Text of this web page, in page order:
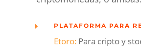
E PLATAFORMA PARA
Etoro:Para cripto y